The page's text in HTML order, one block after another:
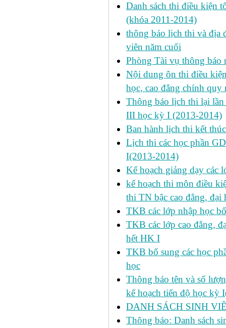
Danh sách thi điều kiện
(khóa 2011-2014)
thông báo lịch thi và địa
viên năm cuối
Phòng Tài vụ thông báo
Nội dung ôn thi điều
học, cao đẳng chính quy
Thông báo lịch thi lại
III học kỳ I (2013-2014)
Ban hành lịch thi kết
Lịch thi các học phần
I(2013-2014)
Kế hoạch giảng dạy các
kế hoạch thi môn điều
thi TN bậc cao đẳng, đại
TKB các lớp nhập học
TKB các lớp cao đẳng,
hết HK I
TKB bổ sung các học
học
Thông báo tên và số
kế hoạch tiến độ học kỳ
DANH SÁCH SINH
Thông báo: Danh sách